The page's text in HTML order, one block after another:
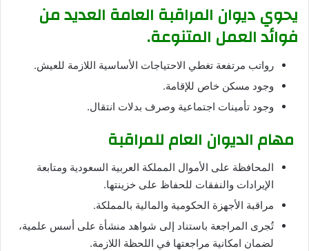
يحوي ديوان المراقبة العامة العديد من
فوائد العمل المتنوعة.
رواتب مرتفعة تغطي الاحتياجات الأساسية اللازمة للعيش.
وجود مسكن خاص للإقامة.
وجود تأمينات اجتماعية وصرف بدلات انتقال.
مهام الديوان العام للمراقبة
المحافظة على الأموال المملكة العربية السعودية ومتابعة
الإيرادات والنفقات للحفاظ على خزينتها.
مراقبة الأجهزة الحكومية والمالية بالمملكة.
تُجرى المراجعة باستناد إلى شواهد منشأة على أسس علمية،
لضمان امكانية مراجعتها في اللحظة اللازمة.